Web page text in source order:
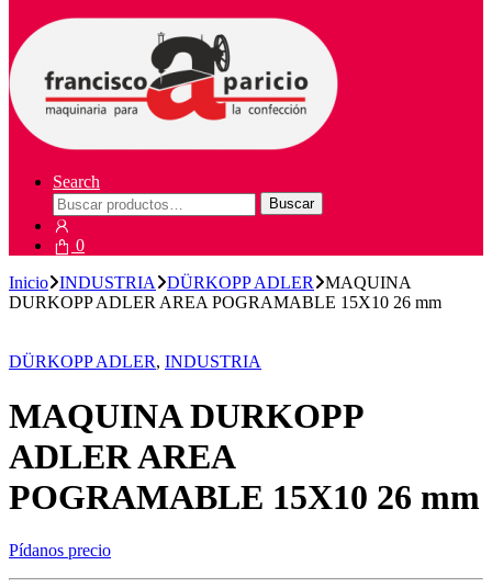
Search
Buscar
por:
Buscar
0
Inicio INDUSTRIA DÜRKOPP ADLER
MAQUINA
DURKOPP ADLER AREA POGRAMABLE 15X10 26 mm
DÜRKOPP ADLER, INDUSTRIA
MAQUINA DURKOPP
ADLER AREA
POGRAMABLE 15X10 26 mm
Pídanos precio